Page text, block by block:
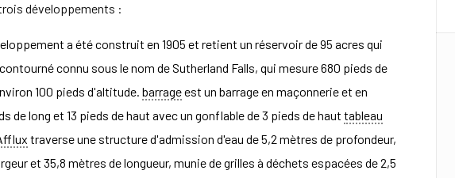
développements :
a été construit en 1905 et retient un réservoir de 95 acres qui
connu sous le nom de Sutherland Falls, qui mesure 680 pieds de
100 pieds d'altitude. barrageest un barrage en maçonnerie et en
de long et 13 pieds de haut avec un gonflable de 3 pieds de haut tableau
traverse une structure d'admission d'eau de 5,2 mètres de profondeur,
et 35,8 mètres de longueur, munie de grilles à déchets espacées de 2,5